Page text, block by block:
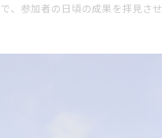
、参加者の日頃の成果を拝見させ